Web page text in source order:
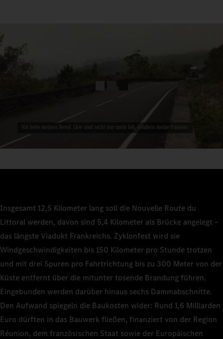
Insgesamt 12,5 Kilometer lang soll die Nouvelle Route du
Littoral werden, davon sind 5,4 Kilometer als Brücke angelegt –
das längste Viadukt Frankreichs. Zyklonfest wird sie
Windgeschwindigkeiten bis 150 Kilometer pro Stunde trotzen
und mit drei Spuren pro Fahrtrichtung bis zu 300 Meter von der
Küste entfernt über die mitunter tosende Brandung führen.
Eingebunden werden darüber hinaus sechs Dammabschnitte.
Den Aufwand spiegeln die Baukosten wider: Rund 1,6 Milliarden
Euro dürften in das Bauwerk fließen, finanziert von der Region
Réunion, dem französischen Staat sowie der Europäischen